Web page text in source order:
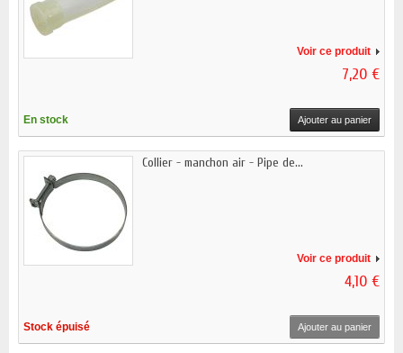
Voir ce produit
7,20 €
En stock Ajouter au panier
Collier - manchon air - Pipe de...
Voir ce produit
4,10 €
Stock épuisé Ajouter au panier